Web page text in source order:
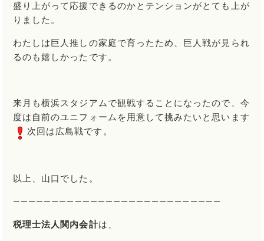
盛り上がって応援できるのかとテンションがとても上が
りました。
わたしは巨人推しの家庭で育ったため、巨人戦が見られ
るのも嬉しかったです。
来月も横浜スタジアムで観戦することになったので、今
度は自前のユニフォームを用意して挑みたいと思います
次回は広島戦です。
以上、山口でした。
―――――――――――――――――――――――――――
税理士法人関内会計は、